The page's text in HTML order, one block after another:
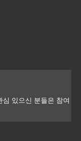
있으신 분들은 참여